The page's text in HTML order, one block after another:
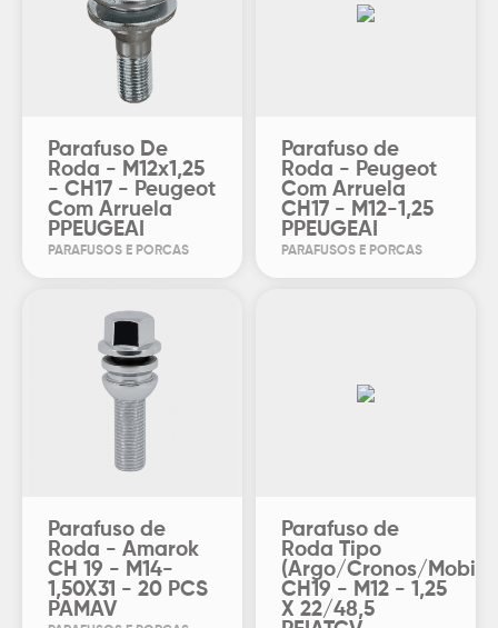
Parafuso De
Roda - M12x1,25
- CH17 - Peugeot
Com Arruela
PPEUGEAI
PARAFUSOS E PORCAS
Parafuso de
Roda - Peugeot
Com Arruela
CH17 - M12-1,25
PPEUGEAI
PARAFUSOS E PORCAS
Parafuso de
Roda - Amarok
CH 19 - M14-
1,50X31 - 20 PCS
PAMAV
Parafuso de
Roda Tipo
(Argo/Cronos/Mobi)
CH19 - M12 - 1,25
X 22/48,5